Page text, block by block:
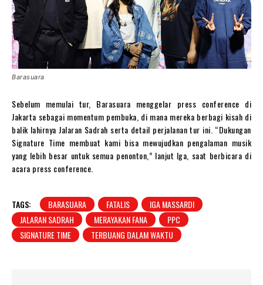
Barasuara
Sebelum memulai tur, Barasuara menggelar press conference di
Jakarta sebagai momentum pembuka, di mana mereka berbagi kisah di
balik lahirnya Jalaran Sadrah serta detail perjalanan tur ini. “Dukungan
Signature Time membuat kami bisa mewujudkan pengalaman musik
yang lebih besar untuk semua penonton,” lanjut Iga, saat berbicara di
acara press conference.
TAGS: BARASUARA FATALIS
IGA MASSARDI
JALARAN SADRAH
MERAYAKAN FANA
PPC
SIGNATURE TIME
TERBUANG DALAM WAKTU